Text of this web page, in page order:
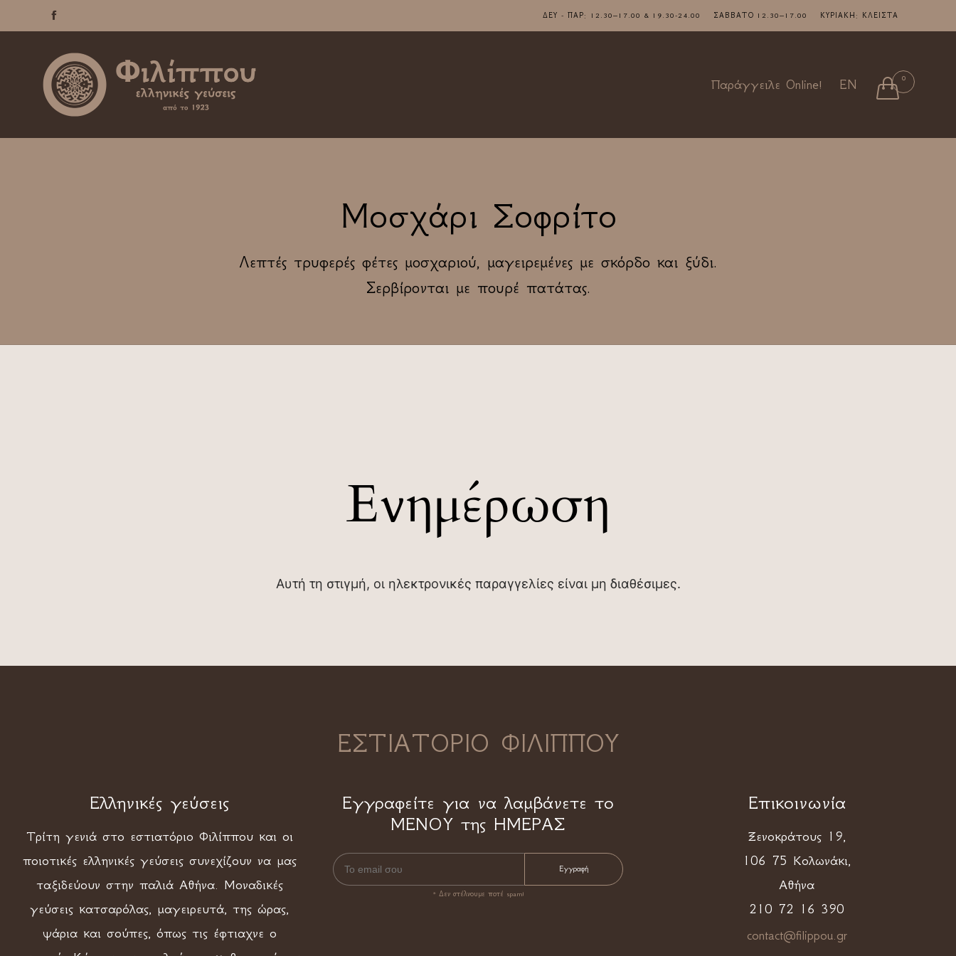
 ΔΕΥ - ΠΑΡ: 12.30–17.00 & 19.30-24.00 ΣΑΒΒΑΤΟ 12.30–17.00 ΚΥΡΙΑΚΗ: ΚΛΕΙΣΤΑ
Skip
to
Παράγγειλε Online! EN  0
Μοσχάρι Σοφρίτο
Λεπτές τρυφερές φέτες μοσχαριού, μαγειρεμένες με σκόρδο και ξύδι.
Σερβίρονται με πουρέ πατάτας.
Ενημέρωση
Αυτή τη στιγμή, οι ηλεκτρονικές παραγγελίες είναι μη διαθέσιμες.
ΕΣΤΙΑΤΟΡΙΟ ΦΙΛΙΠΠΟΥ
Ελληνικές γεύσεις
Τρίτη γενιά στο εστιατόριο Φιλίππου και οι
ποιοτικές ελληνικές γεύσεις συνεχίζουν να μας
ταξιδεύουν στην παλιά Αθήνα. Μοναδικές
γεύσεις κατσαρόλας, μαγειρευτά, της ώρας,
ψάρια και σούπες, όπως τις έφτιαχνε ο
Εγγραφείτε για να λαμβάνετε το
ΜΕΝΟΥ της ΗΜΕΡΑΣ
* Δεν στέλνουμε ποτέ spam!
Επικοινωνία
Ξενοκράτους 19,
106 75 Κολωνάκι,
Αθήνα
210 72 16 390
contact@filippou.gr